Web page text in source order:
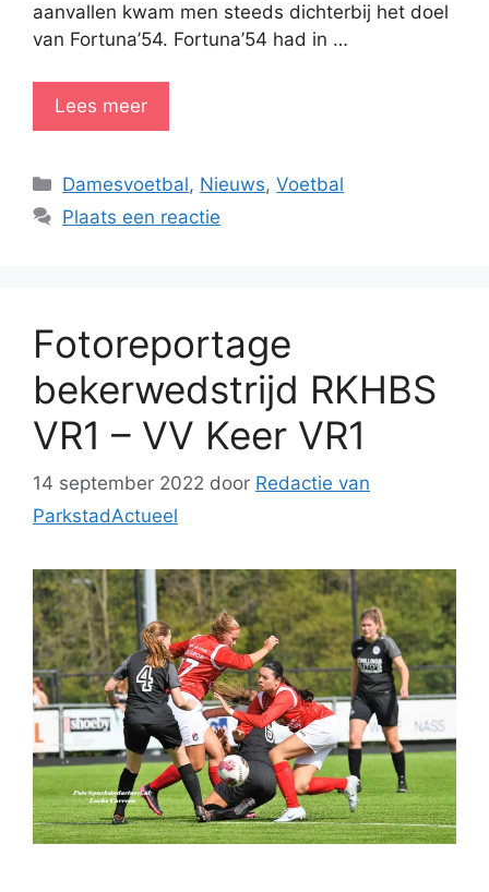
aanvallen kwam men steeds dichterbij het doel
van Fortuna’54. Fortuna’54 had in …
Lees meer
Categorieën
Damesvoetbal, Nieuws,Voetbal
Plaats een reactie
Fotoreportage
bekerwedstrijd RKHBS
VR1 – VV Keer VR1
14 september 2022 door Redactie van
ParkstadActueel